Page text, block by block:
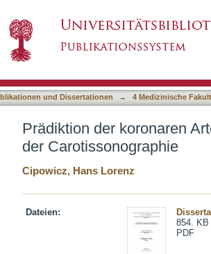
und Dissertationen → 4 Medizinische
Prädiktion der koronaren
der Carotissonographie
Cipowicz, Hans Lorenz
Dateien:
854. KB
PDF